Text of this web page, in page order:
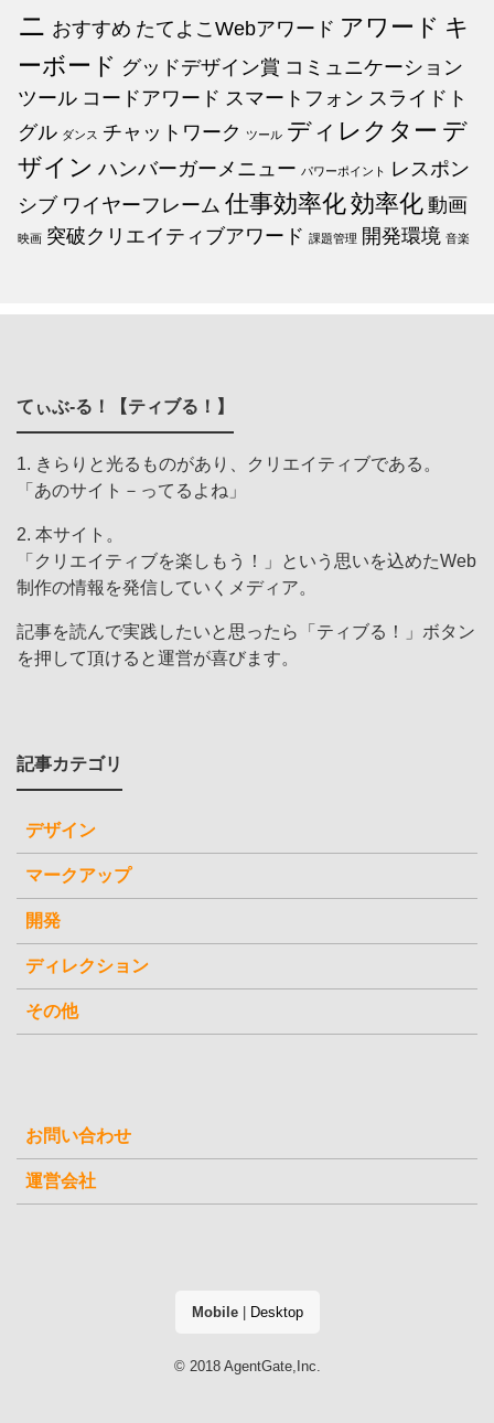
ニ おすすめ たてよこWebアワード アワード キ
ーボード グッドデザイン賞 コミュニケーション
ツール コードアワード スマートフォン スライドト
グル ダンス チャットワーク ツール ディレクター デ
ザイン ハンバーガーメニュー パワーポイント
レスポン
シブ ワイヤーフレーム 仕事効率化効率化 動画
映画 突破クリエイティブアワード 課題管理 開発環境 音楽
てぃぶ-る！【ティブる！】
1. きらりと光るものがあり、クリエイティブである。
「あのサイト－ってるよね」
2. 本サイト。
「クリエイティブを楽しもう！」という思いを込めたWeb
制作の情報を発信していくメディア。
記事を読んで実践したいと思ったら「ティブる！」ボタン
を押して頂けると運営が喜びます。
記事カテゴリ
デザイン
マークアップ
開発
ディレクション
その他
お問い合わせ
運営会社
Mobile| Desktop
© 2018 AgentGate,Inc.